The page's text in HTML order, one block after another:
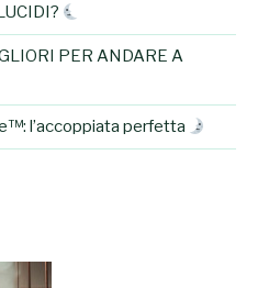
PER ANDARE A
l’accoppiata perfetta